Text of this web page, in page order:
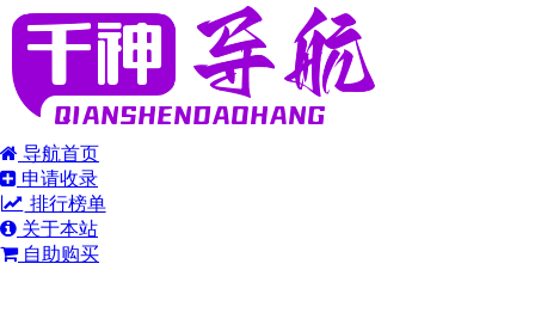
导航首页
申请收录
排行榜单
关于本站
自助购买